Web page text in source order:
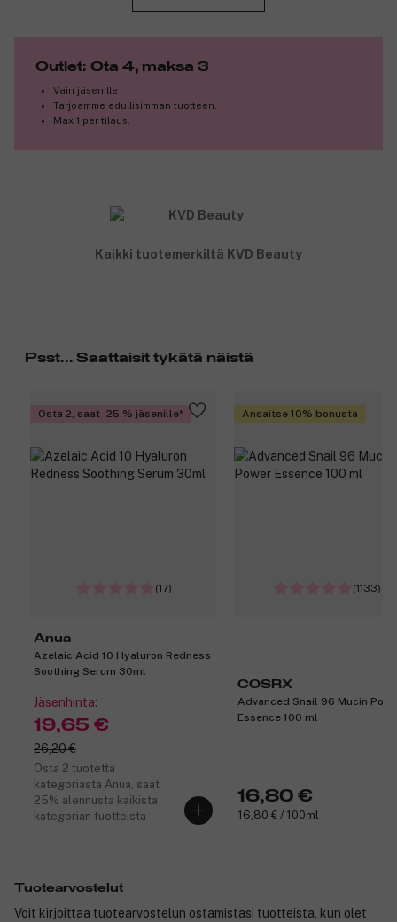
Vegaaninen.
Pysyy hyvin paikoillaan.
Ei leviä.
Outlet: Ota 4, maksa 3
Vain jäsenille
Tarjoamme edullisimman tuotteen.
Max 1 per tilaus.
Kaikki tuotemerkiltä KVD Beauty
Psst... Saattaisit tykätä näistä
Osta 2, saat -25 % jäsenille
(17)
Anua
Azelaic Acid 10 Hyaluron Redness
Soothing Serum 30ml
Jäsenhinta:
19,65 €
26,20 €
Osta 2 tuotetta
kategoriasta Anua, saat
25% alennusta kaikista
kategorian tuotteista
Ansaitse 10% bonusta
(1133)
COSRX
Advanced Snail 96 Mucin
Essence 100 ml
16,80 €
16,80 € / 100ml
Tuotearvostelut
Voit kirjoittaa tuotearvostelun ostamistasi tuotteista, kun olet